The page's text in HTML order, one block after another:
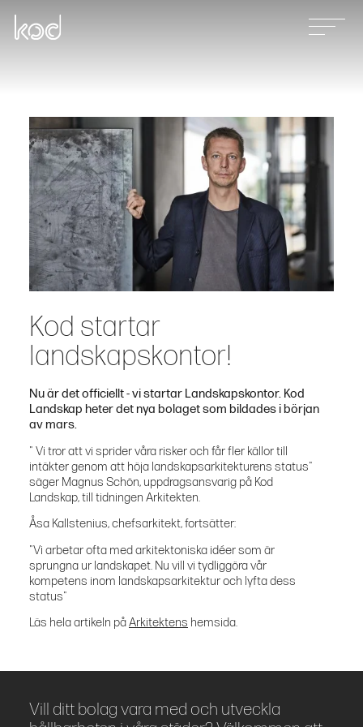
Våra tjänster
Projekt
Nyheter
Kontakt
Kod startar
landskapskontor!
Nu är det officiellt - vi startar Landskapskontor. Kod
Landskap heter det nya bolaget som bildades i början
av mars.
" Vi tror att vi sprider våra risker och får fler källor till
intäkter genom att höja landskapsarkitekturens status"
säger Magnus Schön, uppdragsansvarig på Kod
Landskap, till tidningen Arkitekten.
Åsa Kallstenius, chefsarkitekt, fortsätter:
"Vi arbetar ofta med arkitektoniska idéer som är
sprungna ur landskapet. Nu vill vi tydliggöra vår
kompetens inom landskapsarkitektur och lyfta dess
status"
Läs hela artikeln påArkitektens hemsida.
Vill ditt bolag vara med och utveckla